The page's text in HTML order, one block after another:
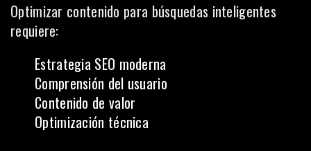
Optimizar contenido para búsquedas inteligentes
requiere:
Estrategia SEO moderna
Comprensión del usuario
Contenido de valor
Optimización técnica